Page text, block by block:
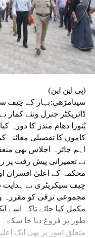
(پی این این)
سیتامڑھی:بہار کے چیف
ڈائریکٹر جنرل ونئے
پُنورا دھام مندر کا دورہ
کاموں کا تفصیلی معائنہ
اہم جائزہ اجلاس بھی
نے تعمیراتی پیش رفت
محکمہ کے اعلیٰ افسران
چیف سیکریٹری نے ہدایت
مجموعی ترقی کو مقررہ
مکمل کیا جائے تاکہ اسے
طور پر فروغ دیا جا سکے۔
متعلق امور پر بھی ایک